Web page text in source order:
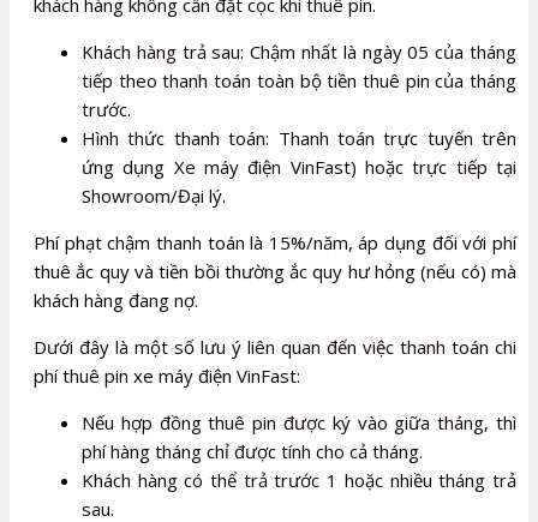
Khách hàng trả sau: Chậm nhất là ngày 05 của tháng
tiếp theo thanh toán toàn bộ tiền thuê pin của tháng
trước.
Hình thức thanh toán: Thanh toán trực tuyến trên
ứng dụng Xe máy điện VinFast) hoặc trực tiếp tại
Showroom/Đại lý.
Phí phạt chậm thanh toán là 15%/năm, áp dụng đối với phí
thuê ắc quy và tiền bồi thường ắc quy hư hỏng (nếu có) mà
khách hàng đang nợ.
Dưới đây là một số lưu ý liên quan đến việc thanh toán chi
phí thuê pin xe máy điện VinFast:
Nếu hợp đồng thuê pin được ký vào giữa tháng, thì
phí hàng tháng chỉ được tính cho cả tháng.
Khách hàng có thể trả trước 1 hoặc nhiều tháng trả
sau.